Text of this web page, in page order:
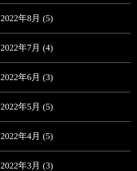
2022年8月 (5)
2022年7月 (4)
2022年6月 (3)
2022年5月 (5)
2022年4月 (5)
2022年3月 (3)